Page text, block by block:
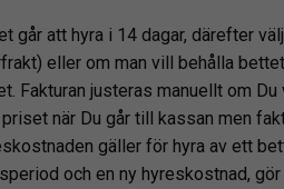
går att hyra i 14 dagar, därefter
eller om man vill behålla
Fakturan justeras manuellt om
när Du går till kassan men
gäller för hyra av ett
och en ny hyreskostnad,